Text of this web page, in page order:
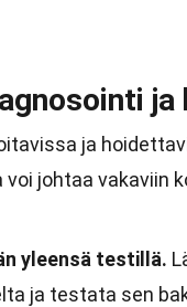
ja
ja
johtaa vakaviin
yleensä testillä.
ja testata sen